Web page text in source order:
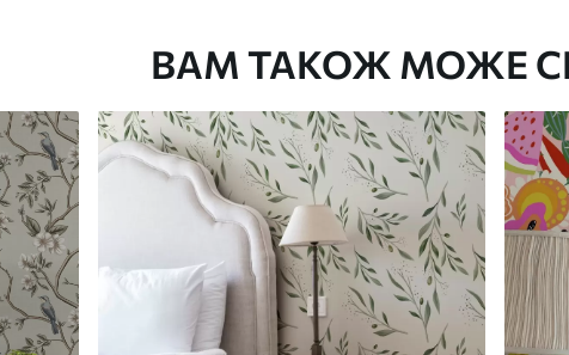
Наклеювання встик
Преміум
983590 /м²
Преміум Вініл
1133680 грн/м²
ВАМ ТАКОЖ МОЖЕ